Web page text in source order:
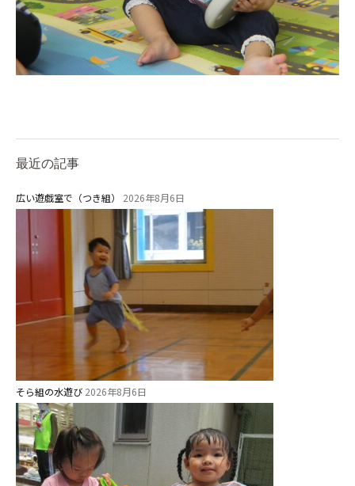
最近の記事
広い遊戯室で（つき組） 2026年8月6日
そら組の水遊び 2026年8月6日